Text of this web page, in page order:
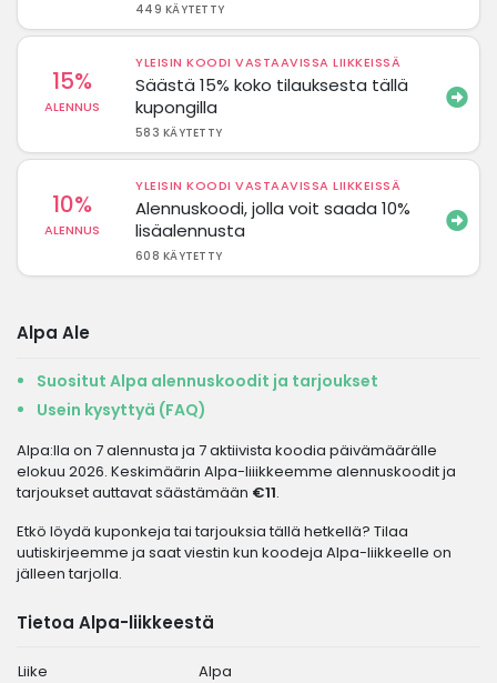
449 KÄYTETTY
15%
ALENNUS
YLEISIN KOODI VASTAAVISSA LIIKKEISSÄ
Säästä 15% koko tilauksesta tällä
kupongilla
583 KÄYTETTY
10%
ALENNUS
YLEISIN KOODI VASTAAVISSA LIIKKEISSÄ
Alennuskoodi, jolla voit saada 10%
lisäalennusta
608 KÄYTETTY
Alpa Ale
Suositut Alpa alennuskoodit ja tarjoukset
Usein kysyttyä (FAQ)
Alpa:lla on 7 alennusta ja 7 aktiivista koodia päivämäärälle
elokuu 2026. Keskimäärin Alpa-liiikkeemme alennuskoodit ja
tarjoukset auttavat säästämään €11.
Etkö löydä kuponkeja tai tarjouksia tällä hetkellä? Tilaa
uutiskirjeemme ja saat viestin kun koodeja Alpa-liikkeelle on
jälleen tarjolla.
Tietoa Alpa-liikkeestä
Liike
Alpa